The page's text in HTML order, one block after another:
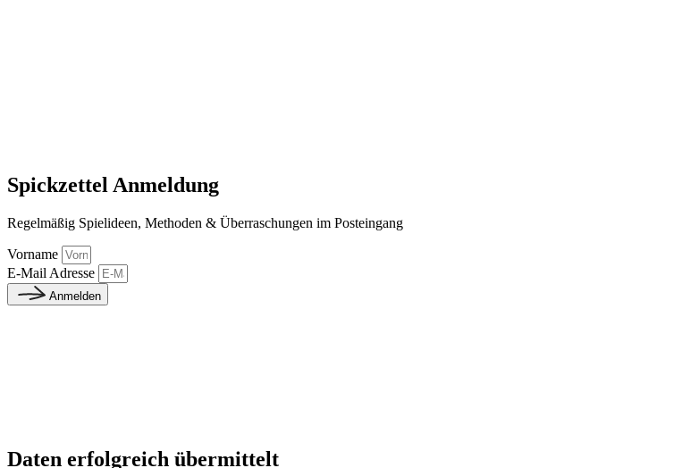
Spickzettel Anmeldung
Regelmäßig Spielideen, Methoden & Überraschungen im Posteingang
Vorname
E-Mail Adresse
Anmelden
Daten erfolgreich übermittelt